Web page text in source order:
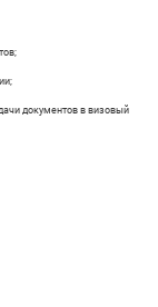
документов в визовый